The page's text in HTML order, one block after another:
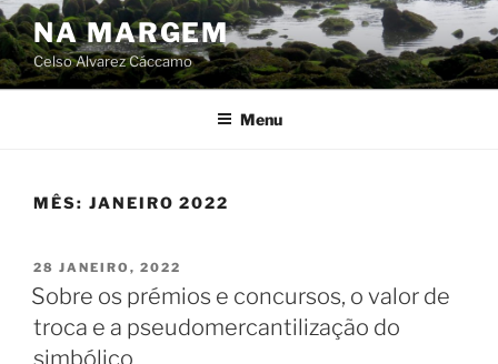
Skip
to
content
NA MARGEM
Celso Alvarez Cáccamo
Menu
MÊS: JANEIRO 2022
POSTED
ON
28 JANEIRO, 2022
Sobre os prémios e concursos, o valor de
troca e a pseudomercantilização do
simbólico